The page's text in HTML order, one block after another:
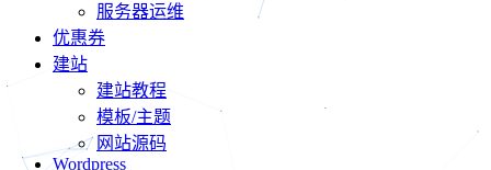
服务器运维
优惠券
建站
建站教程
模板/主题
网站源码
Wordpress